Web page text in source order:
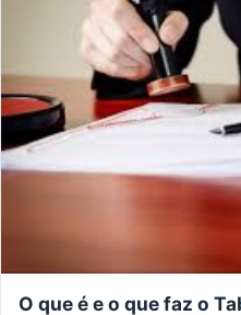
O que é e o que faz o